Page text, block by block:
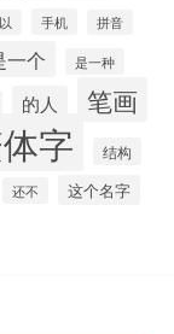
手机 拼音
一个 是一种
的人 笔画
字 结构
还不 这个名字